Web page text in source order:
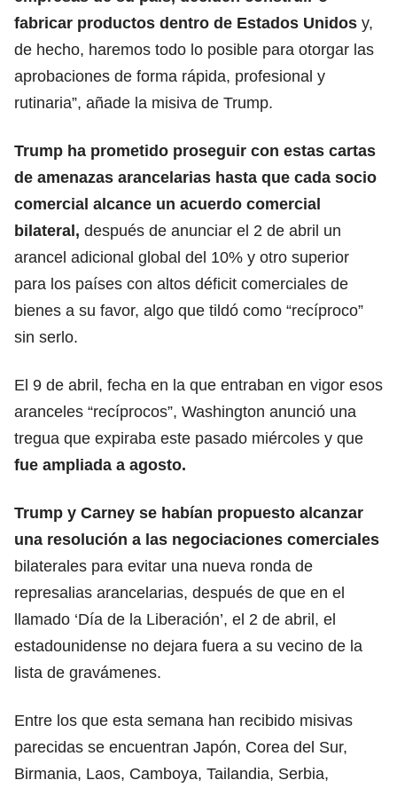
fabricar productos dentro de Estados Unidos y,
de hecho, haremos todo lo posible para otorgar las
aprobaciones de forma rápida, profesional y
rutinaria”, añade la misiva de Trump.
Trump ha prometido proseguir con estas cartas
de amenazas arancelarias hasta que cada socio
comercial alcance un acuerdo comercial
bilateral, después de anunciar el 2 de abril un
arancel adicional global del 10% y otro superior
para los países con altos déficit comerciales de
bienes a su favor, algo que tildó como “recíproco”
sin serlo.
El 9 de abril, fecha en la que entraban en vigor esos
aranceles “recíprocos”, Washington anunció una
tregua que expiraba este pasado miércoles y que
fue ampliada a agosto.
Trump y Carney se habían propuesto alcanzar
una resolución a las negociaciones comerciales
bilaterales para evitar una nueva ronda de
represalias arancelarias, después de que en el
llamado ‘Día de la Liberación’, el 2 de abril, el
estadounidense no dejara fuera a su vecino de la
lista de gravámenes.
Entre los que esta semana han recibido misivas
parecidas se encuentran Japón, Corea del Sur,
Birmania, Laos, Camboya, Tailandia, Serbia,